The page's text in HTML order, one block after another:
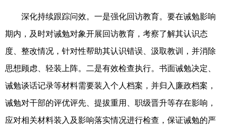
深化持续跟踪问效。一是强化回访教育。要在诫勉影响
期内，及时对诫勉对象开展回访教育，考察了解其认识态
度、整改情况，针对性帮助其认识错误、汲取教训，并消除
思想顾虑、轻装上阵。二是有效检查执行。书面诫勉决定、
诫勉谈话记录等材料需要装入个人档案，并归入廉政档案，
诫勉对干部的评优评先、提拔重用、职级晋升等存在影响，
应对相关材料装入及影响落实情况进行检查，保证诫勉的严